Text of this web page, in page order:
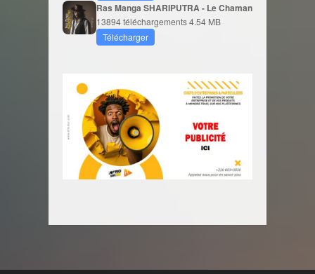
Ras Manga SHARIPUTRA - Le Chaman
13894 téléchargements4.54 MB
Télécharger